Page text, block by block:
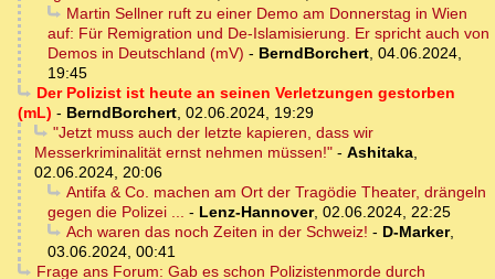
Martin Sellner ruft zu einer Demo am Donnerstag in Wien
auf: Für Remigration und De-Islamisierung. Er spricht auch von
Demos in Deutschland (mV) - BerndBorchert, 04.06.2024,
19:45
Der Polizist ist heute an seinen Verletzungen gestorben
(mL) - BerndBorchert, 02.06.2024, 19:29
"Jetzt muss auch der letzte kapieren, dass wir
Messerkriminalität ernst nehmen müssen!" - Ashitaka,
02.06.2024, 20:06
Antifa & Co. machen am Ort der Tragödie Theater, drängeln
gegen die Polizei ... - Lenz-Hannover, 02.06.2024, 22:25
Ach waren das noch Zeiten in der Schweiz! - D-Marker,
03.06.2024, 00:41
Frage ans Forum: Gab es schon Polizistenmorde durch